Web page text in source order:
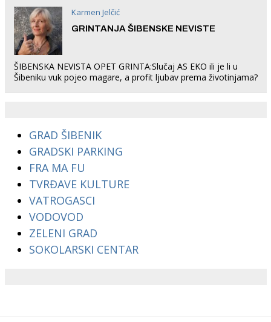
Karmen Jelčić
GRINTANJA ŠIBENSKE NEVISTE
ŠIBENSKA NEVISTA OPET GRINTA:Slučaj AS EKO ili je li u
Šibeniku vuk pojeo magare, a profit ljubav prema životinjama?
GRAD ŠIBENIK
GRADSKI PARKING
FRA MA FU
TVRĐAVE KULTURE
VATROGASCI
VODOVOD
ZELENI GRAD
SOKOLARSKI CENTAR